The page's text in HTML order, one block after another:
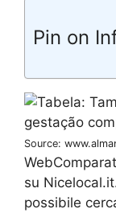
Pin on
Source:
su
possibile